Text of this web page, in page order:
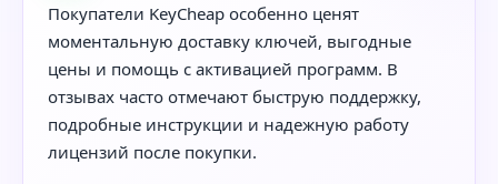
Покупатели KeyCheap особенно ценят
моментальную доставку ключей, выгодные
цены и помощь с активацией программ. В
отзывах часто отмечают быструю поддержку,
подробные инструкции и надежную работу
лицензий после покупки.